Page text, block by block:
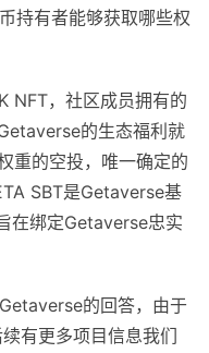
持有者能够获取哪些权
NFT，社区成员拥有的
的生态福利就
重的空投，唯一确定的
SBT是Getaverse基
在绑定Getaverse忠实
的回答，由于
有更多项目信息我们